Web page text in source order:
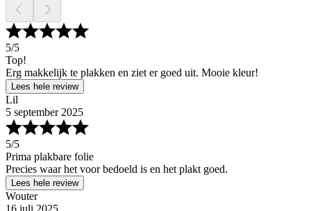
5/5
Top!
Erg makkelijk te plakken en ziet er goed uit. Mooie kleur!
Lees hele review
Lil
5 september 2025
5/5
Prima plakbare folie
Precies waar het voor bedoeld is en het plakt goed.
Lees hele review
Wouter